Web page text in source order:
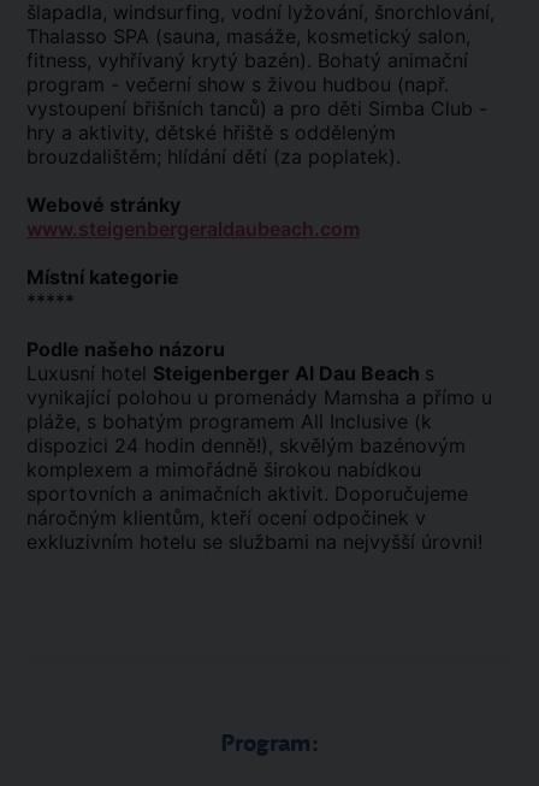
šlapadla, windsurfing, vodní lyžování, šnorchlování,
Thalasso SPA (sauna, masáže, kosmetický salon,
fitness, vyhřívaný krytý bazén). Bohatý animační
program - večerní show s živou hudbou (např.
vystoupení břišních tanců) a pro děti Simba Club -
hry a aktivity, dětské hřiště s odděleným
brouzdalištěm; hlídání dětí (za poplatek).
Webové stránky
www.steigenbergeraldaubeach.com
Místní kategorie
*****
Podle našeho názoru
Luxusní hotel Steigenberger Al Dau Beach s
vynikající polohou u promenády Mamsha a přímo u
pláže, s bohatým programem All Inclusive (k
dispozici 24 hodin denně!), skvělým bazénovým
komplexem a mimořádně širokou nabídkou
sportovních a animačních aktivit. Doporučujeme
náročným klientům, kteří ocení odpočinek v
exkluzivním hotelu se službami na nejvyšší úrovni!
Program: